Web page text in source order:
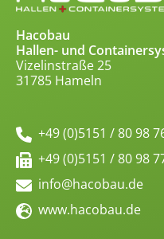
Hacobau
Hallen- und
Vizelinstraße 25
31785 Hameln
+49 (0)5151 / 80 98
+49 (0)5151 / 80 98
info@hacobau.de
www.hacobau.de